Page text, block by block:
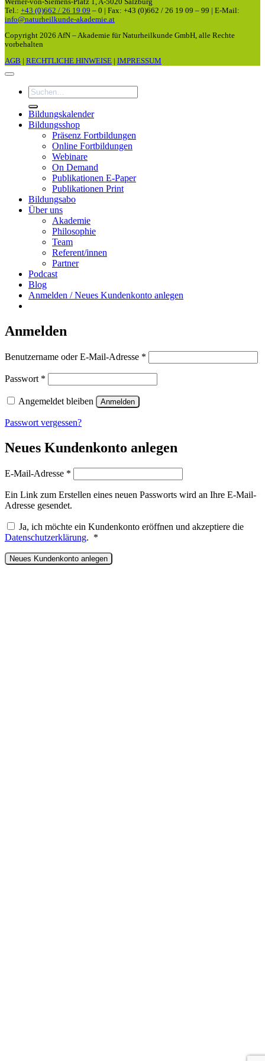
Tel.: +43 (0)662 / 26 19 09 – 0 | Fax: +43 (0)662 / 26 19 09 – 99 | E-Mail:
info@naturheilkunde-akademie.at
Copyright 2026 AfN – Akademie für Naturheilkunde GmbH, alle Rechte
vorbehalten
AGB
RECHTLICHE HINWEISE IMPRESSUM
Suchen
nach:
Bildungskalender
Bildungsshop
Präsenz Fortbildungen
Online Fortbildungen
Webinare
On Demand
Publikationen E-Paper
Publikationen Print
Bildungsabo
Über uns
Akademie
Philosophie
Team
Referent/innen
Partner
Podcast
Blog
Anmelden / Neues Kundenkonto anlegen
Anmelden
Benutzername oder E-Mail-Adresse *
Passwort *
Angemeldet bleiben Anmelden
Passwort vergessen?
Neues Kundenkonto anlegen
E-Mail-Adresse *
Ein Link zum Erstellen eines neuen Passworts wird an Ihre E-Mail-
Adresse gesendet.
Ja, ich möchte ein Kundenkonto eröffnen und akzeptiere die
Datenschutzerklärung. *
Neues Kundenkonto anlegen